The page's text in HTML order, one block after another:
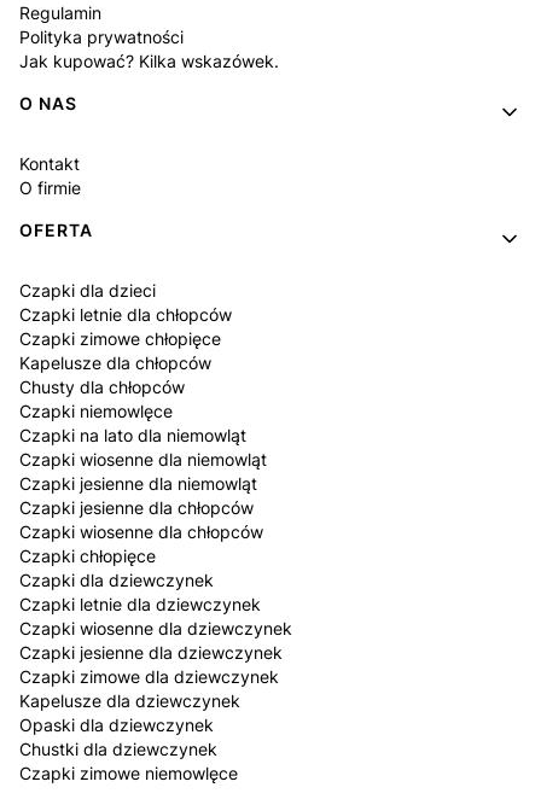
Regulamin
Polityka prywatności
Jak kupować? Kilka wskazówek.
O NAS
Kontakt
O firmie
OFERTA
Czapki dla dzieci
Czapki letnie dla chłopców
Czapki zimowe chłopięce
Kapelusze dla chłopców
Chusty dla chłopców
Czapki niemowlęce
Czapki na lato dla niemowląt
Czapki wiosenne dla niemowląt
Czapki jesienne dla niemowląt
Czapki jesienne dla chłopców
Czapki wiosenne dla chłopców
Czapki chłopięce
Czapki dla dziewczynek
Czapki letnie dla dziewczynek
Czapki wiosenne dla dziewczynek
Czapki jesienne dla dziewczynek
Czapki zimowe dla dziewczynek
Kapelusze dla dziewczynek
Opaski dla dziewczynek
Chustki dla dziewczynek
Czapki zimowe niemowlęce